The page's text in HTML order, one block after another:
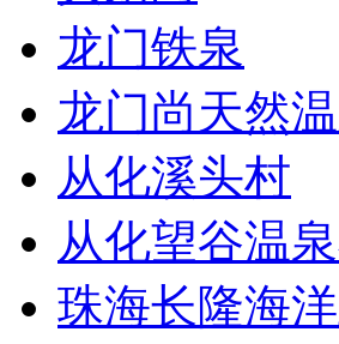
龙门铁泉
龙门尚天然
从化溪头村
从化望谷温
珠海长隆海